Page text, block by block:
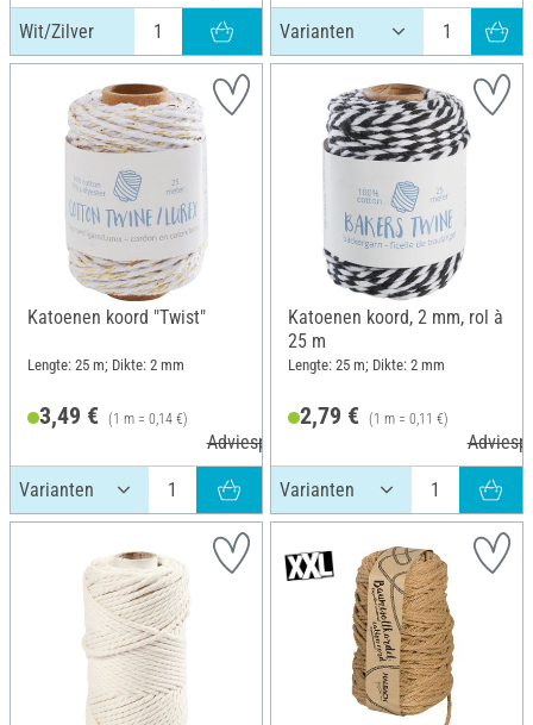
Wit/Zilver
Katoenen koord "Twist"
Lengte: 25 m; Dikte: 2 mm
3,49 € (1 m = 0,14 €)
Adviesprijs 3,65 €
Katoenen koord, 2 mm, rol à
25 m
Lengte: 25 m; Dikte: 2 mm
2,79 € (1 m = 0,11 €)